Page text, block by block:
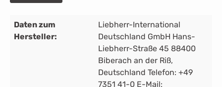
Daten zum
Hersteller:
Liebherr-International
Deutschland GmbH Hans-
Liebherr-Straße 45 88400
Biberach an der Riß,
Deutschland Telefon: +49
7351 41-0 E-Mail: